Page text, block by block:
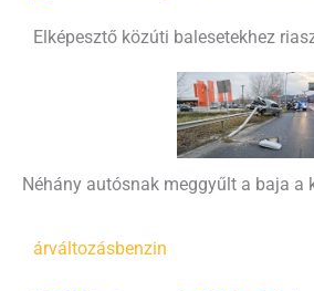
Elképesztő közúti balesetekhez
Néhány autósnak meggyűlt a baja a
árváltozásbenzin